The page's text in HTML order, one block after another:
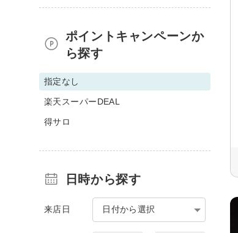
ポイントキャンペーンか
ら探す
指定なし
楽天スーパーDEAL
得サロ
日時から探す
来店日 日付から選択